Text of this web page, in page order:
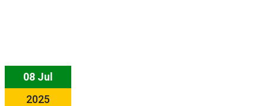
08 Jul
2025